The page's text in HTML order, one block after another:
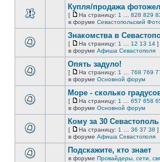
сообщений.
непрочитанных
сообщений.
этой
непрочитанных
сообщений.
Купля/продажа
[
На
страницу
На страницу: 1 828 829
в форуме Севастопольский
этой
непрочитанных
сообщений.
Знакомства в
[
На
страницу
На страницу: 1 12 13 14 ]
в форуме Афиша Севастополя
этой
непрочитанных
сообщений.
Опять задуло!
[
На
страницу
На страницу: 1 768 769
в форуме Основной форум
этой
непрочитанных
сообщений.
Море - сколько
[
На
страницу
На страницу: 1 657 658
в форуме Основной форум
этой
Кому за 30
[
На
страницу
На страницу: 1 36 37 38 ]
в форуме Афиша Севастополя
Подскажите, кто знает
в форуме Провайдеры, сети,